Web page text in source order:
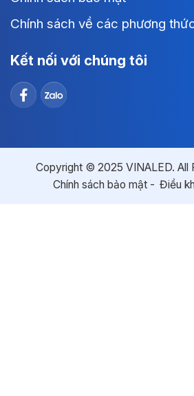
Chính sách về các phương
Kết nối với chúng tôi
Copyright © 2025 VINALED. All
Chính sách bảo mật
Điều